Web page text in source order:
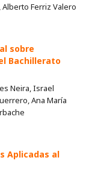
Ferriz Valero
sobre
Bachillerato
Neira, Israel
Ana María
Aplicadas al